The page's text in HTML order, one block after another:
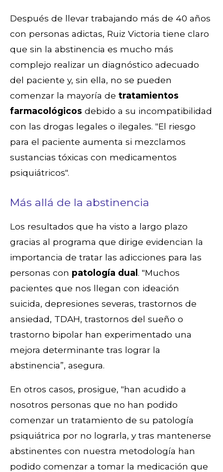
Después de llevar trabajando más de 40 años
con personas adictas, Ruiz Victoria tiene claro
que sin la abstinencia es mucho más
complejo realizar un diagnóstico adecuado
del paciente y, sin ella, no se pueden
comenzar la mayoría de tratamientos
farmacológicos debido a su incompatibilidad
con las drogas legales o ilegales. "El riesgo
para el paciente aumenta si mezclamos
sustancias tóxicas con medicamentos
psiquiátricos".
Más allá de la abstinencia
Los resultados que ha visto a largo plazo
gracias al programa que dirige evidencian la
importancia de tratar las adicciones para las
personas con patología dual. "Muchos
pacientes que nos llegan con ideación
suicida, depresiones severas, trastornos de
ansiedad, TDAH, trastornos del sueño o
trastorno bipolar han experimentado una
mejora determinante tras lograr la
abstinencia”, asegura.
En otros casos, prosigue, "han acudido a
nosotros personas que no han podido
comenzar un tratamiento de su patología
psiquiátrica por no lograrla, y tras mantenerse
abstinentes con nuestra metodología han
podido comenzar a tomar la medicación que